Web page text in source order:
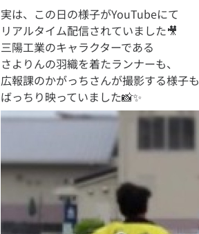
実は、この日の様子がYouTubeにて
リアルタイム配信されていました🎥
三陽工業のキャラクターである
さよりんの羽織を着たランナーも、
広報課のかがっちさんが撮影する様子も